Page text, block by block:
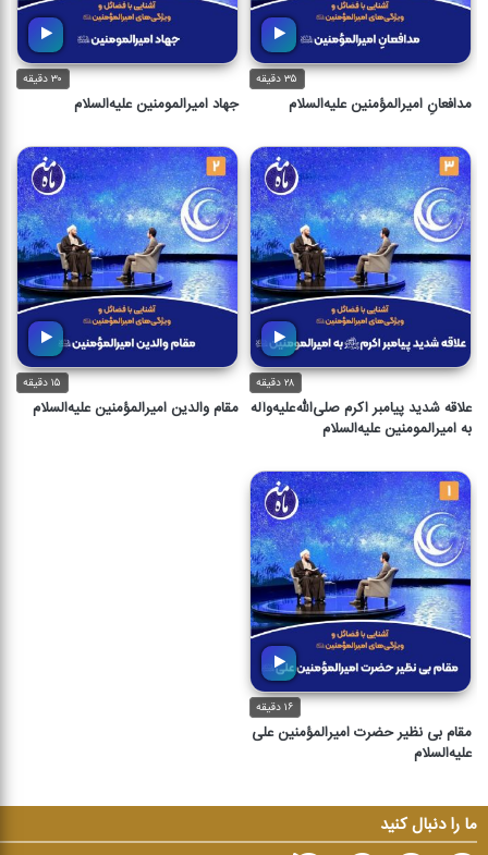
۳۵ دقیقه
مدافعانِ امیرالمؤمنین علیه‌السلام
۳۰ دقیقه
جهاد امیرالمومنین علیه‌السلام
۲۸ دقیقه
علاقه شدید پیامبر اکرم صلی‌الله‌علیه‌و‌آله
به امیرالمومنین علیه‌السلام
۱۵ دقیقه
مقام والدین امیرالمؤمنین علیه‌السلام
۱۶ دقیقه
مقام بی نظیر حضرت امیرالمؤمنین علی
علیه‌السلام
ما را دنبال کنید